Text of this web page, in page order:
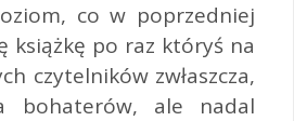
co w poprzedniej
książkę po raz któryś na
czytelników zwłaszcza,
bohaterów, ale nadal